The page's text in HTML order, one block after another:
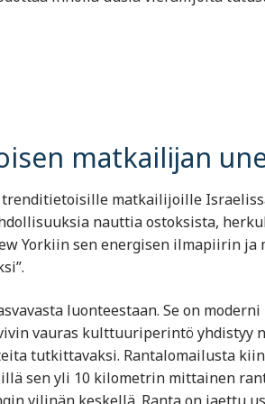
matkailijan
matkailijoille
nauttia ostoksista,
Yorkiin sen energisen ilmapiirin
luonteestaan. Se on
vauras kulttuuriperintö yhdistyy
tutkittavaksi. Rantalomailusta
sen yli 10 kilometrin mittainen